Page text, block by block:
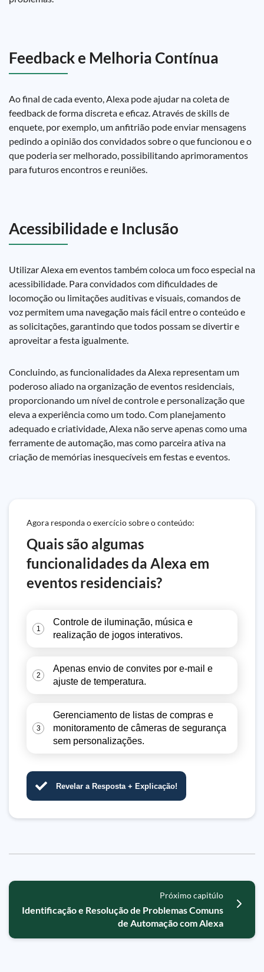
Feedback e Melhoria Contínua
Ao final de cada evento, Alexa pode ajudar na coleta de
feedback de forma discreta e eficaz. Através de skills de
enquete, por exemplo, um anfitrião pode enviar mensagens
pedindo a opinião dos convidados sobre o que funcionou e o
que poderia ser melhorado, possibilitando aprimoramentos
para futuros encontros e reuniões.
Acessibilidade e Inclusão
Utilizar Alexa em eventos também coloca um foco especial na
acessibilidade. Para convidados com dificuldades de
locomoção ou limitações auditivas e visuais, comandos de
voz permitem uma navegação mais fácil entre o conteúdo e
as solicitações, garantindo que todos possam se divertir e
aproveitar a festa igualmente.
Concluindo, as funcionalidades da Alexa representam um
poderoso aliado na organização de eventos residenciais,
proporcionando um nível de controle e personalização que
eleva a experiência como um todo. Com planejamento
adequado e criatividade, Alexa não serve apenas como uma
ferramente de automação, mas como parceira ativa na
criação de memórias inesquecíveis em festas e eventos.
Agora responda o exercício sobre o conteúdo:
Quais são algumas
funcionalidades da Alexa em
eventos residenciais?
1
Controle de iluminação, música e
realização de jogos interativos.
2
Apenas envio de convites por e-mail e
ajuste de temperatura.
3
Gerenciamento de listas de compras e
monitoramento de câmeras de segurança
sem personalizações.
Revelar a Resposta + Explicação!
Próximo capitúlo
Identificação e Resolução de Problemas Comuns
de Automação com Alexa